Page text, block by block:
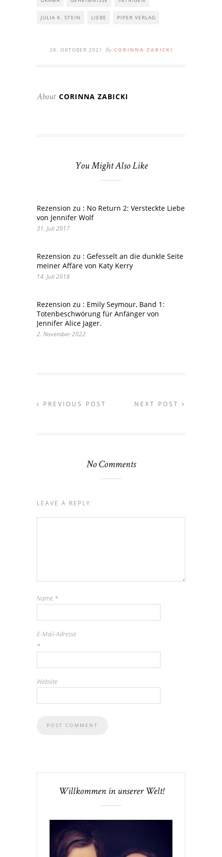
JULIA K. STEIN LIEBE PIPER VERLAG
28. OKTOBER 2021 By CORINNA ZABICKI
About CORINNA ZABICKI
You Might Also Like
Rezension zu : No Return 2: Versteckte Liebe
von Jennifer Wolf
31. Juli 2017
Rezension zu : Gefesselt an die dunkle Seite
meiner Affäre von Katy Kerry
14. Juli 2018
Rezension zu : Emily Seymour, Band 1:
Totenbeschwörung für Anfänger von
Jennifer Alice Jager.
2. November 2022
PREVIOUS POST NEXT POST
No Comments
LEAVE A REPLY
Name *
E-Mail-Adresse
*
Website
Willkommen in unserer Welt!